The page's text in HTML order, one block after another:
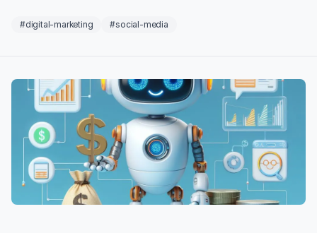
#digital-marketing #social-media